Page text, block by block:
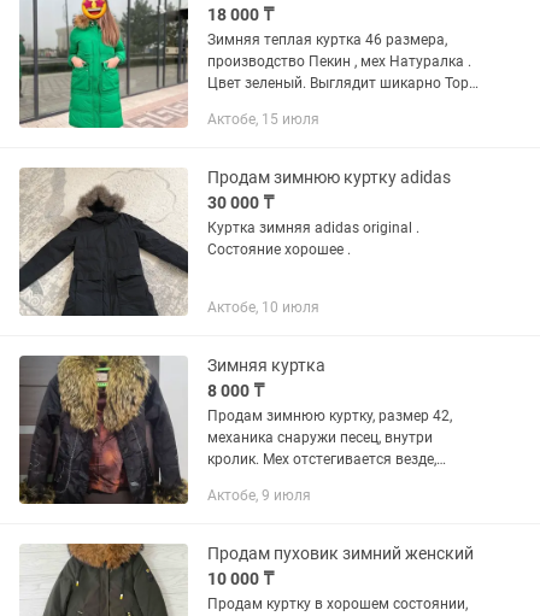
18 000 ₸
Зимняя теплая куртка 46 размера,
производство Пекин , мех Натуралка .
Цвет зеленый. Выглядит шикарно Торг
Актобе, 15 июля
Продам зимнюю куртку adidas
30 000 ₸
Куртка зимняя adidas original .
Состояние хорошее .
Актобе, 10 июля
Зимняя куртка
8 000 ₸
Продам зимнюю куртку, размер 42,
механика снаружи песец, внутри
кролик. Мех отстегивается везде,
Актобе, 9 июля
Продам пуховик зимний женский
10 000 ₸
Продам куртку в хорошем состоянии,